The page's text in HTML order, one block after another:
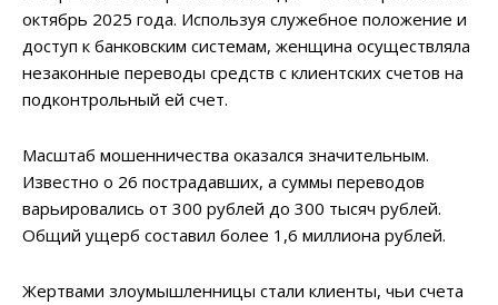
октябрь 2025 года. Используя служебное положение и
доступ к банковским системам, женщина осуществляла
незаконные переводы средств с клиентских счетов на
подконтрольный ей счет.
Масштаб мошенничества оказался значительным.
Известно о 26 пострадавших, а суммы переводов
варьировались от 300 рублей до 300 тысяч рублей.
Общий ущерб составил более 1,6 миллиона рублей.
Жертвами злоумышленницы стали клиенты, чьи счета